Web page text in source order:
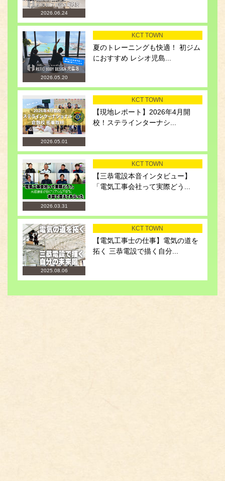
2026.06.24
2026.05.20
KCT TOWN
夏のトレーニングも快適！ 初ジム
におすすめ レシオ児島...
2026.05.01
KCT TOWN
【現地レポート】2026年4月開
校！ステラインターナシ...
2026.03.31
KCT TOWN
【三恭電設本音インタビュー】
「電気工事会社って実際どう...
2025.08.06
KCT TOWN
【電気工事士の仕事】電気の道を
拓く 三恭電設で描く自分...